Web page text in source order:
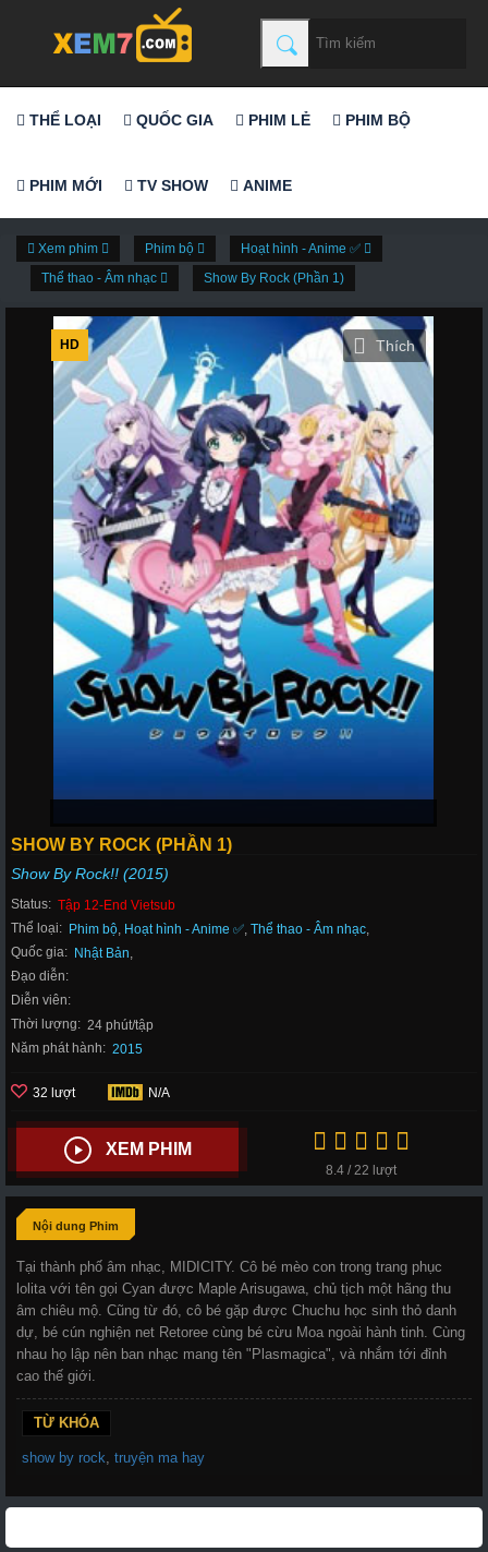
THỂ LOẠI QUỐC GIA PHIM LẺ PHIM BỘ
PHIM MỚI TV SHOW ANIME
Xem phim Phim bộ
Hoạt hình - Anime ✅
Thể thao - Âm nhạc
Show By Rock (Phần 1)
HD
SHOW BY ROCK (PHẦN 1)
Show By Rock!! (2015)
Status: Tập 12-End Vietsub
Thể loại: Phim bộ, Hoạt hình - Anime ✅, Thể thao - Âm nhạc,
Quốc gia: Nhật Bản,
Đạo diễn:
Diễn viên:
Thời lượng: 24 phút/tập
Năm phát hành: 2015
32 lượt N/A
XEM PHIM
8.4 / 22 lượt
Nội dung Phim
Tại thành phố âm nhạc, MIDICITY. Cô bé mèo con trong trang phục
lolita với tên gọi Cyan được Maple Arisugawa, chủ tịch một hãng thu
âm chiêu mộ. Cũng từ đó, cô bé gặp được Chuchu học sinh thỏ danh
dự, bé cún nghiện net Retoree cùng bé cừu Moa ngoài hành tinh. Cùng
nhau họ lập nên ban nhạc mang tên "Plasmagica", và nhắm tới đỉnh
cao thế giới.
TỪ KHÓA
show by rock, truyện ma hay